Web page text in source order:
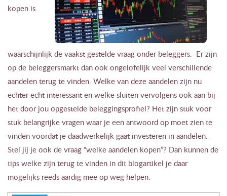
kopen is
waarschijnlijk de vaakst gestelde vraag onder beleggers. Er zijn
op de beleggersmarkt dan ook ongelofelijk veel verschillende
aandelen terug te vinden. Welke van deze aandelen zijn nu
echter echt interessant en welke sluiten vervolgens ook aan bij
het door jou opgestelde beleggingsprofiel? Het zijn stuk voor
stuk belangrijke vragen waar je een antwoord op moet zien te
vinden voordat je daadwerkelijk gaat investeren in aandelen.
Stel jij je ook de vraag “welke aandelen kopen”? Dan kunnen de
tips welke zijn terug te vinden in dit blogartikel je daar
mogelijks reeds aardig mee op weg helpen.